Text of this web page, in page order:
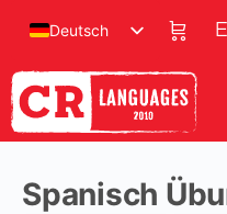
Deutsch
Spanisch